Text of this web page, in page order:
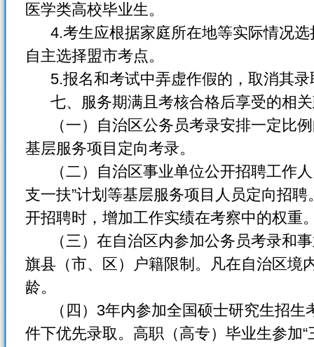
医学类高校毕业生。
4.考生应根据家庭所在地等实际情况选
自主选择盟市考点。
5.报名和考试中弄虚作假的，取消其录
七、服务期满且考核合格后享受的相
（一）自治区公务员考录安排一定比例
基层服务项目定向考录。
（二）自治区事业单位公开招聘工作人
支一扶”计划等基层服务项目人员定向招
开招聘时，增加工作实绩在考察中的权重
（三）在自治区内参加公务员考录和事
旗县（市、区）户籍限制。凡在自治区境
龄。
（四）3年内参加全国硕士研究生招生
件下优先录取。高职（高专）毕业生参加